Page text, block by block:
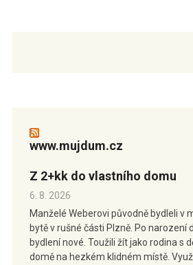
www.mujdum.cz
Z 2+kk do vlastního domu
6. 8. 2026
Manželé Weberovi původně bydleli v
bytě v rušné části Plzně. Po narození
bydlení nové. Toužili žít jako rodina s
domě na hezkém klidném místě.